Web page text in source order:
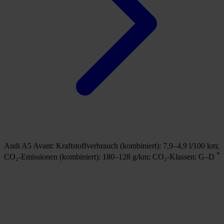
Audi A5 Avant: Kraftstoffverbrauch (kombiniert): 7,9–4,9 l/100 km;
CO₂-Emissionen (kombiniert): 180–128 g/km; CO₂-Klassen: G–D *